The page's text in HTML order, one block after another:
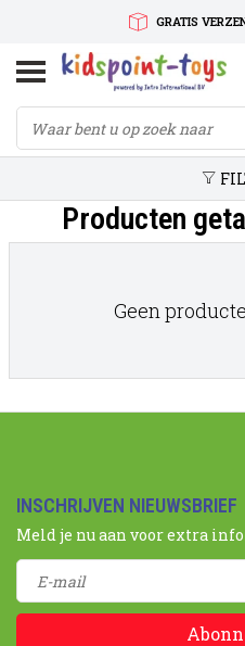
GRATIS
SNELLE
Producten
Geen
INSCHRIJVEN NIEUWSBRIEF
Meld je nu aan voor extra